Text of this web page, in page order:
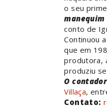
o seu
conto de
Continuou
que em
produtora,
produziu
O
Villaça,
Contato: